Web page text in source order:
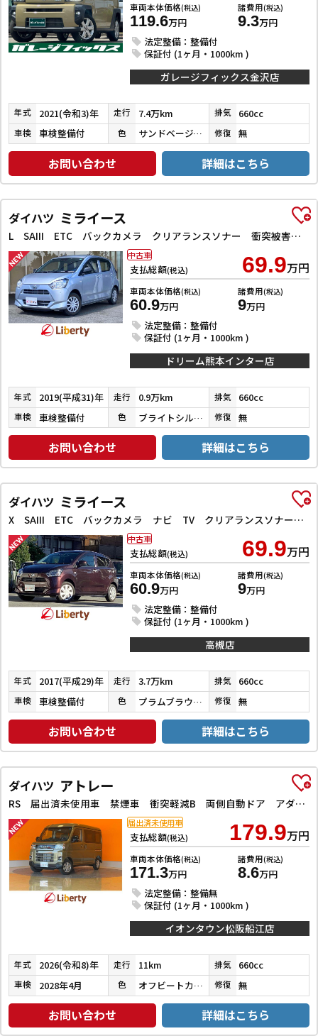
車両本体価格(税込)
119.6万円
諸費用(税込)
9.3万円
法定整備：整備付
保証付 (1ヶ月・1000km )
ガレージフィックス金沢店
年式 2021(令和3)年 走行 7.4万km 排気 660cc
車検 車検整備付 色 サンドベージュメタリック 修復 無
お問い合わせ 詳細はこちら
ダイハツ ミライース
L SAIII ETC バックカメラ クリアランスソナー 衝突被害軽減システム オートマチックハイビーム キーレスエントリー アイドリングストップ CVT ESC エアコン パワーウィンドウ
支払総額(税込) 69.9万円
車両本体価格(税込)
60.9万円
諸費用(税込)
9万円
法定整備：整備付
保証付 (1ヶ月・1000km )
中古車
ドリーム熊本インター店
年式 2019(平成31)年 走行 0.9万km 排気 660cc
車検 車検整備付 色 ブライトシルバーメタリック 修復 無
お問い合わせ 詳細はこちら
ダイハツ ミライース
X SAIII ETC バックカメラ ナビ TV クリアランスソナー 衝突被害軽減システム オートマチックハイビーム LEDヘッドランプ キーレスエントリー アイドリングストップ 電動格納ミラー
支払総額(税込) 69.9万円
車両本体価格(税込)
60.9万円
諸費用(税込)
9万円
法定整備：整備付
保証付 (1ヶ月・1000km )
中古車
高槻店
年式 2017(平成29)年 走行 3.7万km 排気 660cc
車検 車検整備付 色 プラムブラウンクリスタルマイカ 修復 無
お問い合わせ 詳細はこちら
ダイハツ アトレー
RS 届出済未使用車 禁煙車 衝突軽減B 両側自動ドア アダプティブクルーズコントロール LEDヘッドライト フォグライト スマートキー プッシュスタート 障害物センサー オートエアコン
支払総額(税込) 179.9万円
車両本体価格(税込)
171.3万円
諸費用(税込)
8.6万円
法定整備：整備無
保証付 (1ヶ月・1000km )
届出済未使用車
イオンタウン松阪船江店
年式 2026(令和8)年 走行 11km 排気 660cc
車検 2028年4月 色 オフビートカーキメタリック 修復 無
お問い合わせ 詳細はこちら